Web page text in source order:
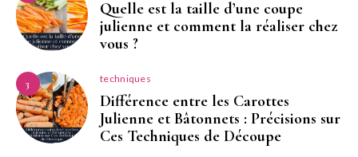
Quelle est la taille d’une coupe
julienne et comment la réaliser chez
vous ?
3 techniques
Différence entre les Carottes
Julienne et Bâtonnets : Précisions sur
Ces Techniques de Découpe